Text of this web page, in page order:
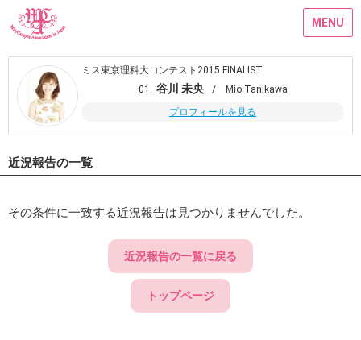
MENU
ミス東京理科大コンテスト2015 FINALIST
01. 谷川 未央
/ Mio Tanikawa
プロフィールを見る
近況報告の一覧
その条件に一致する近況報告は見つかりませんでした。
近況報告の一覧に戻る
トップページ